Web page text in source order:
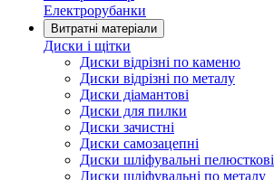
Електрорубанки
Витратні матеріали
Диски і щітки
Диски відрізні по каменю
Диски відрізні по металу
Диски діамантові
Диски для пилки
Диски зачистні
Диски самозацепні
Диски шліфувальні пелюсткові
Диски шліфувальні по металу